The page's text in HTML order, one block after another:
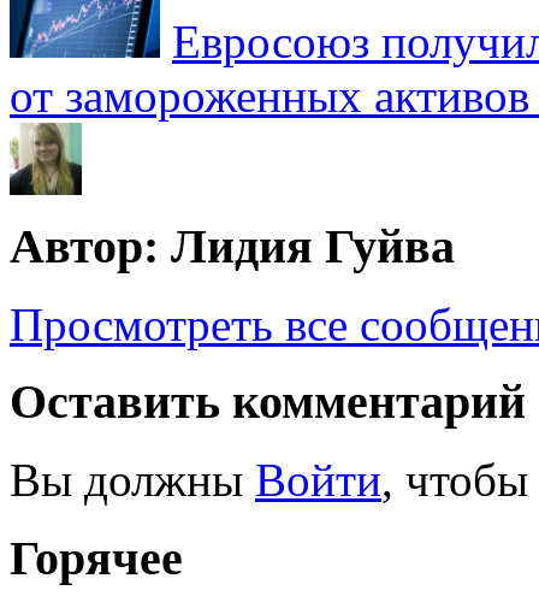
Евросоюз
от замороженных
Автор: Лидия Гуйва
Просмотреть все
Оставить комментарий
Вы должны Войти, чтобы
Горячее